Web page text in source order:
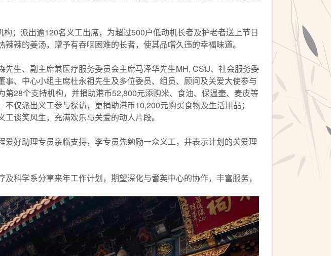
；派出逾120名义工出席，为超过500户低动机长者及护老者送上节日
辣的姜汤，赠予有吞咽困难的长者，使其品嚐久违的幸福味道。
生、副主席兼医疗服务委员会主席马泽华先生MH, CStJ、社会服务委
、中心小组主席杜永祖先生及多位委员、组员、顾问及关爱大使参与
28个支持机构，并捐助港币52,800元添购米、食油、保温壶、麦皮等
仅派出义工参与探访，更捐助港币10,200元购买食物及生活用品；
谈笑风生，充满欢乐与关爱的动人片段。
好助理专员亲临支持，李专员先勉励一众义工，并表示计划的关爱理
科学系分享来年工作计划，期望深化与耆英中心的协作，丰富服务，